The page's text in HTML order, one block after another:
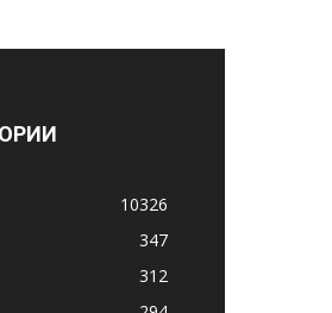
10326
347
312